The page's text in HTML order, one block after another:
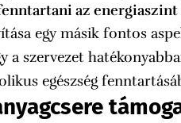
az energiaszint
egy másik fontos
a szervezet
egészség